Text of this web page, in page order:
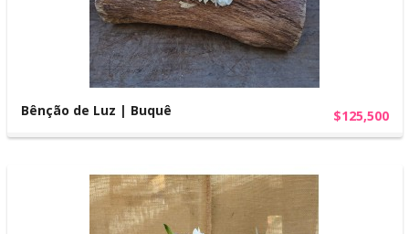
Bênção de Luz | Buquê $125,500